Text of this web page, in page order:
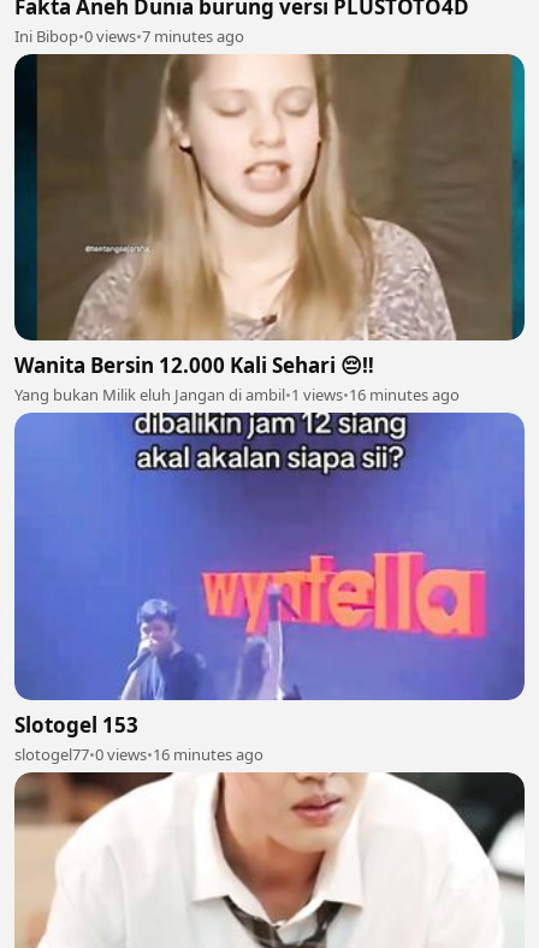
Fakta Aneh Dunia burung versi PLUSTOTO4D
Ini Bibop•0 views•7 minutes ago
Wanita Bersin 12.000 Kali Sehari 😔‼️
Yang bukan Milik eluh Jangan di ambil•1 views•16 minutes ago
Slotogel 153
slotogel77•0 views•16 minutes ago